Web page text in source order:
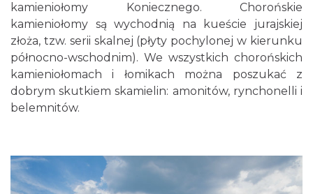
kamieniołomy Koniecznego. Chorońskie
kamieniołomy są wychodnią na kueście jurajskiej
złoża, tzw. serii skalnej (płyty pochylonej w kierunku
północno-wschodnim). We wszystkich chorońskich
kamieniołomach i łomikach można poszukać z
dobrym skutkiem skamielin: amonitów, rynchonelli i
belemnitów.